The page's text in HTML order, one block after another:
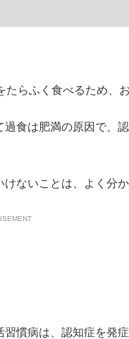
“NPB聞...
らふく食べるため、
食は肥満の原因で、
ないことは、よく分か
慣病は、認知症を発